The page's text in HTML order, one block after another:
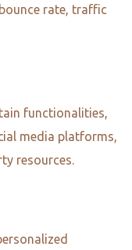
rate, traffic
functionalities,
media platforms,
resources.